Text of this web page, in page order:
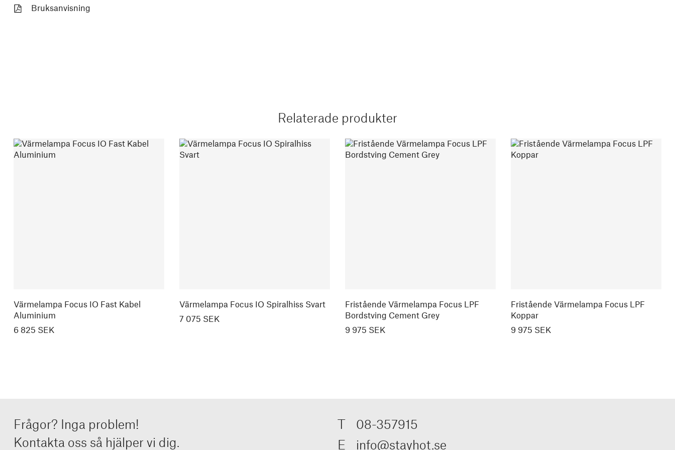
Bruksanvisning
Relaterade produkter
Värmelampa Focus IO Fast Kabel
Aluminium
6 825 SEK
Värmelampa Focus IO Spiralhiss Svart
7 075 SEK
Fristående Värmelampa Focus LPF
Bordstving Cement Grey
9 975 SEK
Fristående Värmelampa Focus LPF
Koppar
9 975 SEK
Frågor? Inga problem!
Kontakta oss så hjälper vi dig.
08-357915
E info@stayhot.se